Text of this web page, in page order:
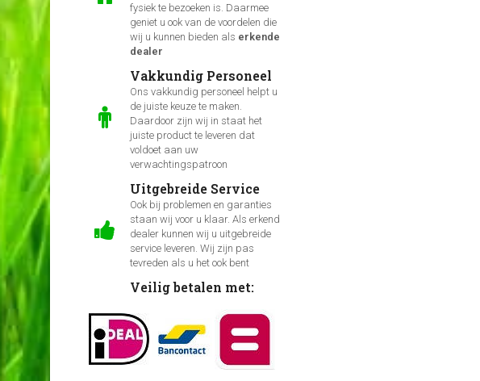
fysiek te bezoeken is. Daarmee
geniet u ook van de voordelen die
wij u kunnen bieden als erkende
dealer
Vakkundig Personeel
Ons vakkundig personeel helpt u
de juiste keuze te maken.
Daardoor zijn wij in staat het
juiste product te leveren dat
voldoet aan uw
verwachtingspatroon
Uitgebreide Service
Ook bij problemen en garanties
staan wij voor u klaar. Als erkend
dealer kunnen wij u uitgebreide
service leveren. Wij zijn pas
tevreden als u het ook bent
Veilig betalen met: